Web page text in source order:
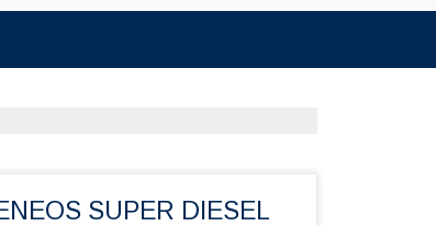
SUPER DIESEL